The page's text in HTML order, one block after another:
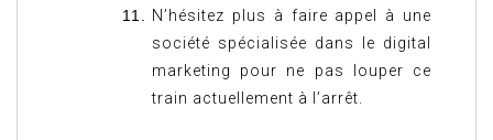
N’hésitez plus à faire appel à une
société spécialisée dans le digital
marketing pour ne pas louper ce
train actuellement à l’arrêt.